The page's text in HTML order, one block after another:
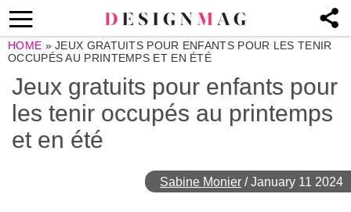
HOME »JEUX GRATUITS POUR ENFANTS POUR LES TENIR
OCCUPÉS AU PRINTEMPS ET EN ÉTÉ
Jeux gratuits pour enfants pour
les tenir occupés au printemps
et en été
Sabine Monier /January 11 2024